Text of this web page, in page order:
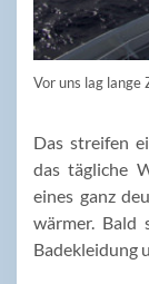
Vor uns lag lange
Das streifen
das tägliche
eines ganz
wärmer. Bald
Badekleidung